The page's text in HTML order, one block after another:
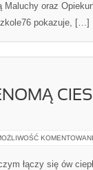
oraz
pokazuje, […]
łączy się ów